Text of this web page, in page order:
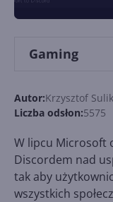
Gaming
Autor:Krzysztof
Liczba odsłon:5575
W lipcu Microsoft
Discordem nad
tak aby
wszystkich